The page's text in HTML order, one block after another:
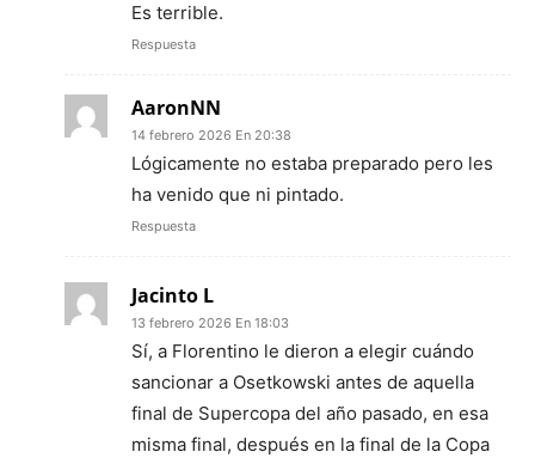
Es terrible.
Respuesta
AaronNN
14 febrero 2026 En 20:38
Lógicamente no estaba preparado pero les
ha venido que ni pintado.
Respuesta
Jacinto L
13 febrero 2026 En 18:03
Sí, a Florentino le dieron a elegir cuándo
sancionar a Osetkowski antes de aquella
final de Supercopa del año pasado, en esa
misma final, después en la final de la Copa